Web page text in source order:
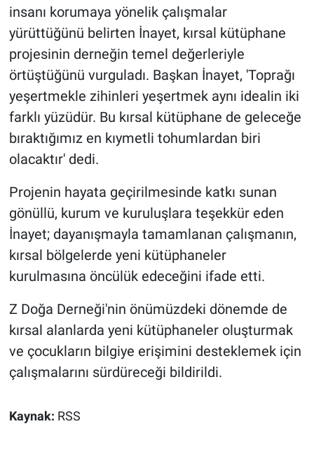
insanı korumaya yönelik çalışmalar
yürüttüğünü belirten İnayet, kırsal kütüphane
projesinin derneğin temel değerleriyle
örtüştüğünü vurguladı. Başkan İnayet, 'Toprağı
yeşertmekle zihinleri yeşertmek aynı idealin iki
farklı yüzüdür. Bu kırsal kütüphane de geleceğe
bıraktığımız en kıymetli tohumlardan biri
olacaktır' dedi.
Projenin hayata geçirilmesinde katkı sunan
gönüllü, kurum ve kuruluşlara teşekkür eden
İnayet; dayanışmayla tamamlanan çalışmanın,
kırsal bölgelerde yeni kütüphaneler
kurulmasına öncülük edeceğini ifade etti.
Z Doğa Derneği'nin önümüzdeki dönemde de
kırsal alanlarda yeni kütüphaneler oluşturmak
ve çocukların bilgiye erişimini desteklemek için
çalışmalarını sürdüreceği bildirildi.
Kaynak: RSS